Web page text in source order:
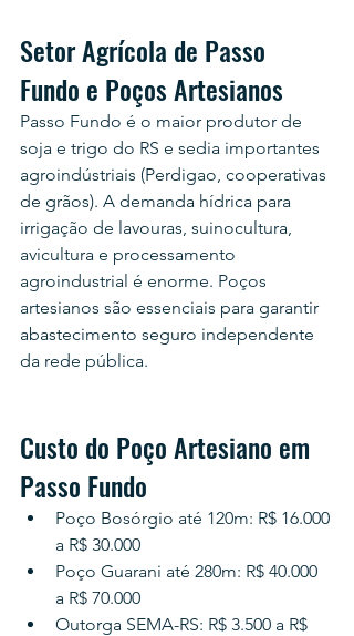
Setor Agrícola de Passo
Fundo e Poços Artesianos
Passo Fundo é o maior produtor de
soja e trigo do RS e sedia importantes
agroindústriais (Perdigao, cooperativas
de grãos). A demanda hídrica para
irrigação de lavouras, suinocultura,
avicultura e processamento
agroindustrial é enorme. Poços
artesianos são essenciais para garantir
abastecimento seguro independente
da rede pública.
Custo do Poço Artesiano em
Passo Fundo
Poço Bosórgio até 120m: R$ 16.000
a R$ 30.000
Poço Guarani até 280m: R$ 40.000
a R$ 70.000
Outorga SEMA-RS: R$ 3.500 a R$